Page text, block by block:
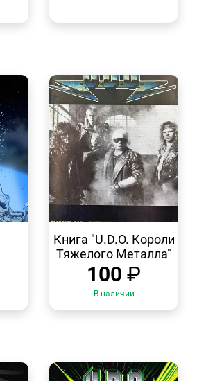
ПРОСМОТР
Книга "U.D.O. Короли
Тяжелого Металла"
100 ₽
В наличии